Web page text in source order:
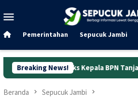
ke
Mobile
Pemerintahan Sepucuk Jambi
Breaking News!
Kepala BPN Tanjabtim Resmi
Beranda Sepucuk Jambi